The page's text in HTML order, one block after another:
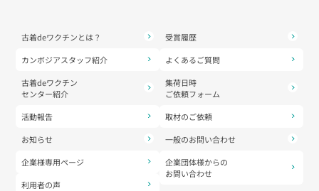
古着deワクチンとは？
カンボジアスタッフ紹介
古着deワクチン
センター紹介
活動報告
お知らせ
企業様専用ページ
利用者の声
受賞履歴
よくあるご質問
集荷日時
ご依頼フォーム
取材のご依頼
一般のお問い合わせ
企業団体様からの
お問い合わせ